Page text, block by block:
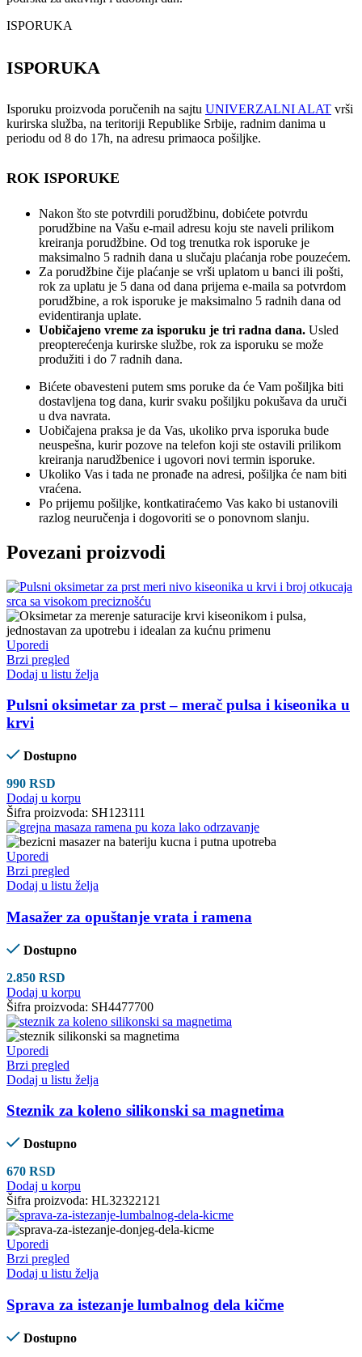
ISPORUKA
ISPORUKA
Isporuku proizvoda poručenih na sajtu UNIVERZALNI ALAT vrši
kurirska služba, na teritoriji Republike Srbije, radnim danima u
periodu od 8 do 17h, na adresu primaoca pošiljke.
ROK ISPORUKE
Nakon što ste potvrdili porudžbinu, dobićete potvrdu
porudžbine na Vašu e-mail adresu koju ste naveli prilikom
kreiranja porudžbine. Od tog trenutka rok isporuke je
maksimalno 5 radnih dana u slučaju plaćanja robe pouzećem.
Za porudžbine čije plaćanje se vrši uplatom u banci ili pošti,
rok za uplatu je 5 dana od dana prijema e-maila sa potvrdom
porudžbine, a rok isporuke je maksimalno 5 radnih dana od
evidentiranja uplate.
Uobičajeno vreme za isporuku je tri radna dana. Usled
preopterećenja kurirske službe, rok za isporuku se može
produžiti i do 7 radnih dana.
Bićete obavesteni putem sms poruke da će Vam pošiljka biti
dostavljena tog dana, kurir svaku pošiljku pokušava da uruči
u dva navrata.
Uobičajena praksa je da Vas, ukoliko prva isporuka bude
neuspešna, kurir pozove na telefon koji ste ostavili prilikom
kreiranja narudžbenice i ugovori novi termin isporuke.
Ukoliko Vas i tada ne pronađe na adresi, pošiljka će nam biti
vraćena.
Po prijemu pošiljke, kontkatiraćemo Vas kako bi ustanovili
razlog neuručenja i dogovoriti se o ponovnom slanju.
Povezani proizvodi
Uporedi
Brzi pregled
Dodaj u listu želja
Pulsni oksimetar za prst – merač pulsa i kiseonika u
krvi
Dostupno
990 RSD
Dodaj u korpu
Šifra proizvoda: SH123111
Uporedi
Brzi pregled
Dodaj u listu želja
Masažer za opuštanje vrata i ramena
Dostupno
2.850 RSD
Dodaj u korpu
Šifra proizvoda: SH4477700
Uporedi
Brzi pregled
Dodaj u listu želja
Steznik za koleno silikonski sa magnetima
Dostupno
670 RSD
Dodaj u korpu
Šifra proizvoda: HL32322121
Uporedi
Brzi pregled
Dodaj u listu želja
Sprava za istezanje lumbalnog dela kičme
Dostupno